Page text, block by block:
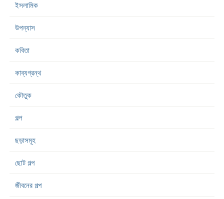
ইসলামিক
উপন্যাস
কবিতা
কাব্যগ্রন্থ
কৌতুক
গল্প
ছড়াসমূহ
ছোট গল্প
জীবনের গল্প